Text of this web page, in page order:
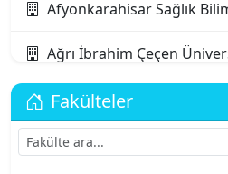
Afyonkarahisar Sağlık
Ağrı İbrahim Çeçen
Akdeniz Karpaz Üniversitesi
Akdeniz Üniversitesi
Fakülteler